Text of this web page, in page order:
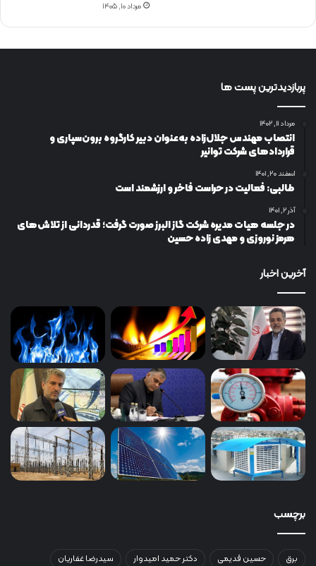
مرداد ۱۰, ۱۴۰۵
پربازدیدترین پست ها
مرداد ۱۱, ۱۴۰۲
انتصاب مهندس جلال‌زاده به‌عنوان دبیر كارگروه برون‌سپاری و
قراردادهای شركت توانیر
اسفند ۲۰, ۱۴۰۱
طالبی: فعالیت در حراست فاخر و ارزشمند است
آذر ۲, ۱۴۰۱
در جلسه هیات مدیره شرکت گاز البرز صورت گرفت؛ قدردانی از تلاش‌های
هرمز نوروزی و مهدی زاده حسین
آخرین اخبار
برچسب
برق حسین قدیمی دکتر حمید امیدوار
سیدرضا غفاریان